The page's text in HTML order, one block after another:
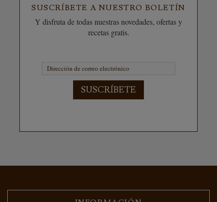
SUSCRÍBETE A NUESTRO BOLETÍN
Y disfruta de todas nuestras novedades, ofertas y
recetas gratis.
SUSCRÍBETE